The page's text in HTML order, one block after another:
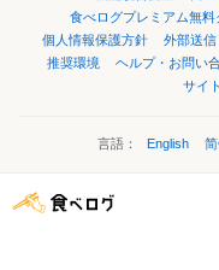
食べログプレミアム無料
個人情報保護方針
外部送信
推奨環境
ヘルプ・お問い
サイ
言語： English